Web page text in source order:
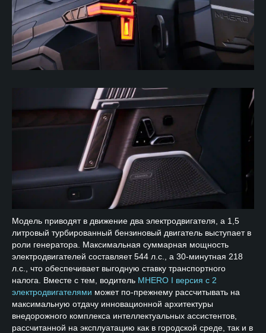
Модель приводят в движение два электродвигателя, а 1,5
литровый турбированный бензиновый двигатель выступает в
роли генератора. Максимальная суммарная мощность
электродвигателей составляет 544 л.с., а 30-минутная 218
л.с., что обеспечивает выгодную ставку транспортного
налога. Вместе с тем, водитель MHERO I версия с 2
электродвигателями может по-прежнему рассчитывать на
максимальную отдачу инновационной архитектуры
внедорожного комплекса интеллектуальных ассистентов,
рассчитанной на эксплуатацию как в городской среде, так и в